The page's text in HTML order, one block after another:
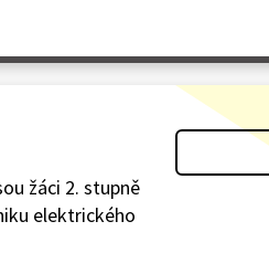
žáci 2. stupně
elektrického